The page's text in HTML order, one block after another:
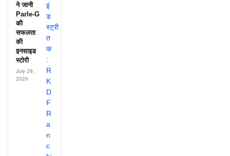
ने जानी
Parle-G
की
सफलता
की
इनसाइड
स्टोरी
July 29,
2026